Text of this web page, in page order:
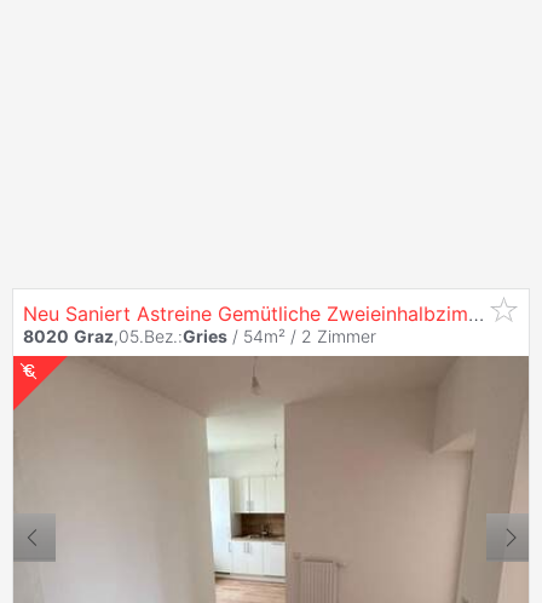
Neu Saniert Astreine Gemütliche Zweieinhalbzimmerwohnung im
8020 Graz,05.Bez.:Gries / 54m² / 2 Zimmer